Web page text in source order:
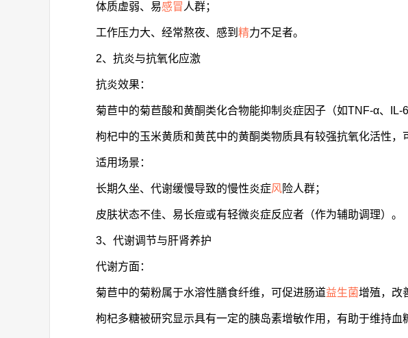
体质虚弱、易感冒 人群；
工作压力大、经常熬夜、感到 精力不足者。
2、抗炎与抗氧化应激
抗炎效果：
菊苣中的菊苣酸和黄酮类化合物能抑制炎症因子（如TNF-α、IL-
枸杞中的玉米黄质和黄芪中的黄酮类物质具有较强抗氧化活性，
适用场景：
长期久坐、代谢缓慢导致的慢性炎症风险人群；
皮肤状态不佳、易长痘或有轻微炎症反应者（作为辅助调理）。
3、代谢调节与肝肾养护
代谢方面：
菊苣中的菊粉属于水溶性膳食纤维，可促进肠道益生菌增殖，改
枸杞多糖被研究显示具有一定的胰岛素增敏作用，有助于维持血